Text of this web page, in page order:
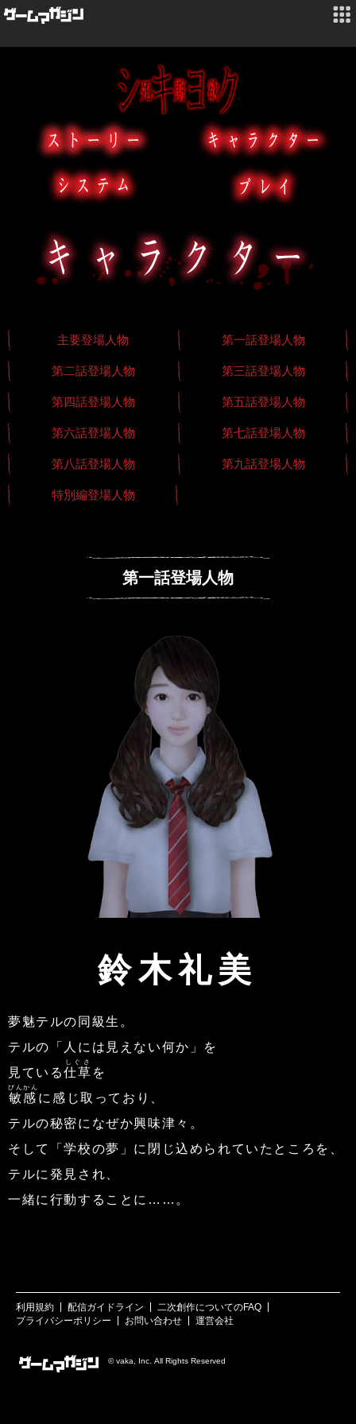
主要登場人物 第一話登場人物
第二話登場人物 第三話登場人物
第四話登場人物 第五話登場人物
第六話登場人物 第七話登場人物
第八話登場人物 第九話登場人物
特別編登場人物
第一話登場人物
鈴木礼美
夢魅テルの同級生。
テルの「人には見えない何か」を
見ている仕草
しぐさ
を
敏感
びんかん
に感じ取っており、
テルの秘密になぜか興味津々。
そして「学校の夢」に閉じ込められていたところを、
テルに発見され、
一緒に行動することに……。
利用規約 配信ガイドライン
二次創作についてのFAQ
プライバシーポリシー
お問い合わせ 運営会社
© vaka, Inc. All Rights Reserved